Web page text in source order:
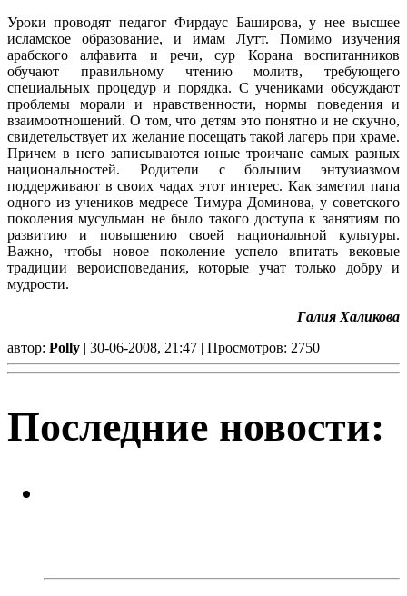
Уроки проводят педагог Фирдаус Баширова, у нее высшее
исламское образование, и имам Лутт. Помимо изучения
арабского алфавита и речи, сур Корана воспитанников
обучают правильному чтению молитв, требующего
специальных процедур и порядка. С учениками обсуждают
проблемы морали и нравственности, нормы поведения и
взаимоотношений. О том, что детям это понятно и не скучно,
свидетельствует их желание посещать такой лагерь при храме.
Причем в него записываются юные троичане самых разных
национальностей. Родители с большим энтузиазмом
поддерживают в своих чадах этот интерес. Как заметил папа
одного из учеников медресе Тимура Доминова, у советского
поколения мусульман не было такого доступа к занятиям по
развитию и повышению своей национальной культуры.
Важно, чтобы новое поколение успело впитать вековые
традиции вероисповедания, которые учат только добру и
мудрости.
Галия Халикова
автор: Polly | 30-06-2008, 21:47 | Просмотров: 2750
Последние новости: